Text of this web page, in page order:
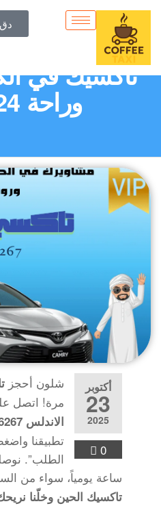
تاكسي
تاكسيك في
وراحة 24 ساعة
أكتوبر
23
2025
0
شلون أحجز
مرة! اتصل
الاندلس 65546267
تطبيقنا
ساعة يومياً، سواء من
تاكسيك الحين وخلّنا